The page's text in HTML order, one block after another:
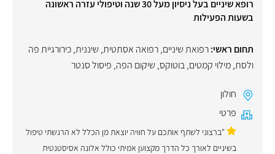
רופא שיניים בעל ניסיון מעל 30 שנה וטיפולי עזרה ראשונה
בשעות הפעילות
תחום ראשי:רפואת שיניים,רפואה אסתטית, שיננית,כירורגיית פה
ולסת,מילוי קמטים,בוטוקס, שיקום הפה, פיסול סנטר
חולון
פרטי
"ברצוני לשתף אותכם על חוויה יוצאת מן הכלל לא הרגשתי טיפול
בשיניים לאורך כל הדרך מקצוען אמיתי כולל אלונה אסיסטנטית